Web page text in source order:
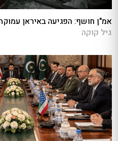
אמ"ן חושף: הפגיעה באיראן
גיל קוקה